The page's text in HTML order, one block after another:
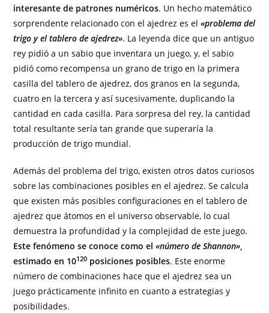
interesante de patrones numéricos. Un hecho matemático
sorprendente relacionado con el ajedrez es el«problema del
trigo y el tablero de ajedrez». La leyenda dice que un antiguo
rey pidió a un sabio que inventara un juego, y, el sabio
pidió como recompensa un grano de trigo en la primera
casilla del tablero de ajedrez, dos granos en la segunda,
cuatro en la tercera y así sucesivamente, duplicando la
cantidad en cada casilla. Para sorpresa del rey, la cantidad
total resultante sería tan grande que superaría la
producción de trigo mundial.
Además del problema del trigo, existen otros datos curiosos
sobre las combinaciones posibles en el ajedrez. Se calcula
que existen más posibles configuraciones en el tablero de
ajedrez que átomos en el universo observable, lo cual
demuestra la profundidad y la complejidad de este juego.
Este fenómeno se conoce como el«número de Shannon»,
estimado en 10120 posiciones posibles. Este enorme
número de combinaciones hace que el ajedrez sea un
juego prácticamente infinito en cuanto a estrategias y
posibilidades.